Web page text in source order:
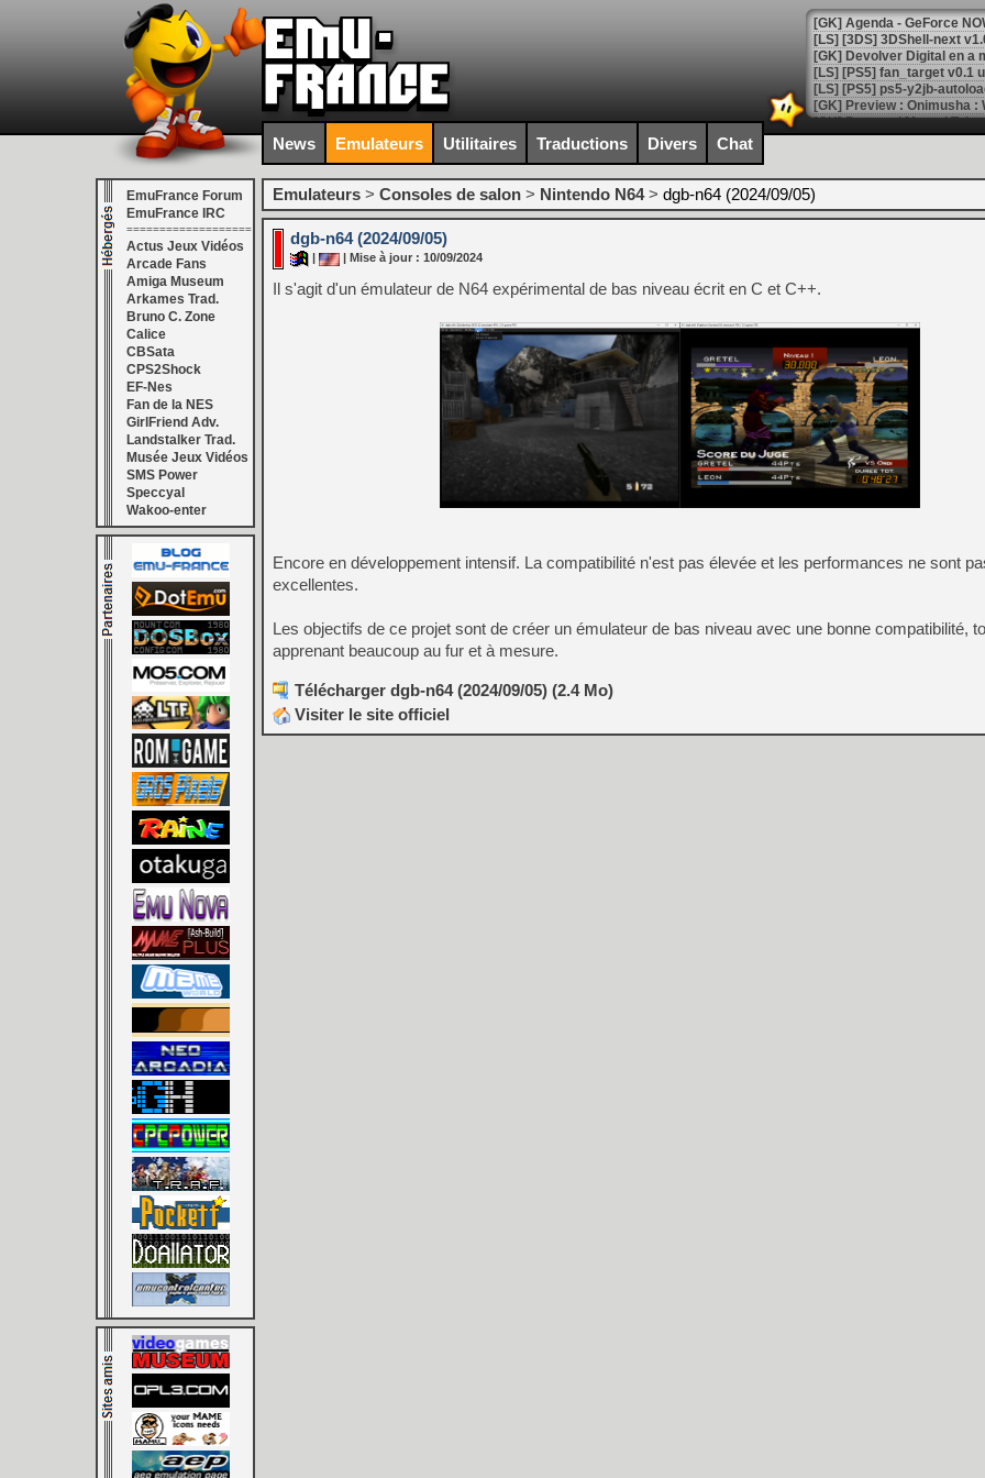
[GK] Agenda - GeForce
[GK] Devolver Digital en a
[LS] [PS5] ps5-y2jb-
[GK] Pourquoi Marvel
[GK] Test : Restory : Chill
[GK] GTA 6 : Rockstar
[GK] Hot Wheels Infinite
[GK] Mémoire cash -
[GK] Résultats Nintendo :
[GK] Déjà des
[Mo5] Brickboy cherche à
[GK] Minecraft et ses «
[GK] Beast of
[GK] Ubisoft : fin de partie
[GK] Mémoire cash -
[GK] Dan Houser (GTA)
[GK] Comment EA Sports
[GK] Crimson Moon : un
[GK] Isle of Reveries : le
[GK] Moonlighter 2 : The
[GK] Capcom relance
[Mo5] Deux inédits du
[GK] Le beat'em up The
[GK] Endless Legend 2 :
[LS] [PS5] Le WebKit
[GK] Oubliez Crazy Taxi,
[LS] [Switch] NSZ 5.0.0
[GK] No More Room in
[GK] Un chatbot Atelier
News Emulateurs Utilitaires Traductions Divers Chat
EmuFrance Forum
EmuFrance IRC
===================
Actus Jeux Vidéos
Arcade Fans
Amiga Museum
Arkames Trad.
Bruno C. Zone
Calice
CBSata
CPS2Shock
EF-Nes
Fan de la NES
GirlFriend Adv.
Landstalker Trad.
Musée Jeux Vidéos
SMS Power
Speccyal
Wakoo-enter
Emulateurs > Consoles de salon > Nintendo N64> dgb-n64 (2024/09/05)
dgb-n64 (2024/09/05)
| Mise à jour : 10/09/2024
Il s'agit d'un émulateur de N64 expérimental de bas niveau écrit en C et C++.
Encore en développement intensif. La compatibilité n'est pas élevée et les performances ne sont
excellentes.
Les objectifs de ce projet sont de créer un émulateur de bas niveau avec une bonne compatibilité,
apprenant beaucoup au fur et à mesure.
Télécharger dgb-n64 (2024/09/05) (2.4 Mo)
Visiter le site officiel